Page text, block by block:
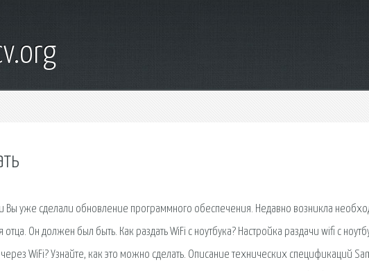
Вы уже сделали обновление программного обеспечения. Недавно возникла
Он должен был быть. Как раздать WiFi с ноутбука? Настройка раздачи wifi с
WiFi? Узнайте, как это можно сделать. Описание технических спецификаций